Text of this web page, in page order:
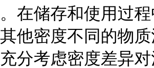
。在储存和使用过
其他密度不同的物
充分考虑密度差异